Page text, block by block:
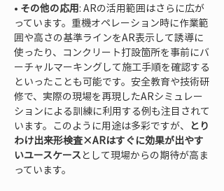
• その他の応用: ARの活用範囲はさらに広が
っています。重機オペレーション時に作業範
囲や高さの基準ラインをAR表示して誘導に
使ったり、コンクリート打設箇所を事前にバ
ーチャルマーキングして施工手順を確認する
といったことも可能です。安全教育や技術研
修で、実際の現場を再現したARシミュレー
ションによる訓練に利用する例も注目されて
います。このように用途は多彩ですが、 とり
わけ出来形検査×ARはすぐに効果が出やす
いユースケース として現場からの期待が高ま
っています。